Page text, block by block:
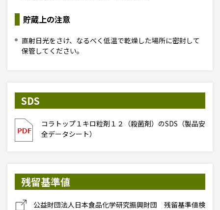
貯蔵上の注意
直射日光をさけ、なるべく低温で乾燥した場所に密封して
保管してください。
SDS
コラトップ１キロ粒剤１２（殺菌剤）のSDS（製品安
全データシート）
残留基準値
公益財団法人日本食品化学研究振興財団 残留基準値検